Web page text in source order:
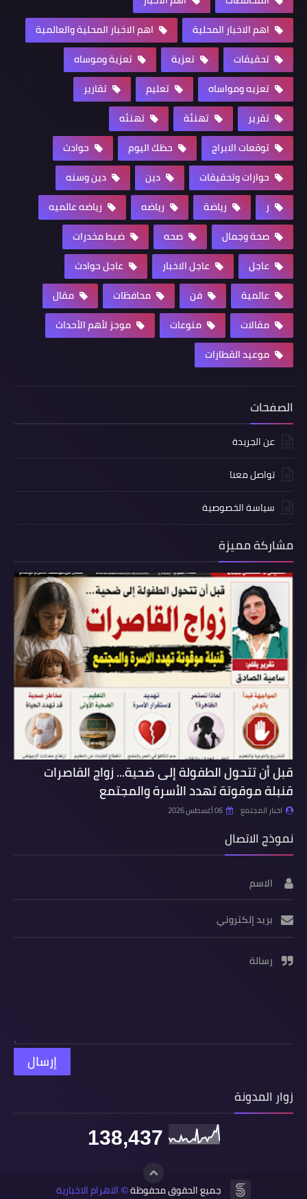
اهم الاخبار المحلية
اهم الاخبار المحلية والعالمية
تحقيقات
تعزية
تعزية وموساه
تعزيه ومواساه
تعليم
تقارير
تقرير
تهنئة
تهنئه
توقعات الابراج
حظك اليوم
حوادث
حوارات وتحقيقات
دين
دين وسنه
ر
رياضة رياضه
رياضه عالميه
صحة وجمال
صحه
ضبط مخدرات
عاجل
عاجل الاخبار
عاجل حوادث
عالمية
فن محافظات
مقال
مقالات
منوعات
موجز لأهم الأحداث
موعيد القطارات
الصفحات
عن الجريدة
تواصل معنا
سياسة الخصوصية
مشاركة مميزة
قبل أن تتحول الطفولة إلى ضحية... زواج القاصرات
قنبلة موقوتة تهدد الأسرة والمجتمع
اخبار المجتمع 06 أغسطس 2026
نموذج الاتصال
الاسم
بريد إلكتروني
رسالة
زوار المدونة
138,437
جميع الحقوق محفوظة© الاهرام الاخبارية